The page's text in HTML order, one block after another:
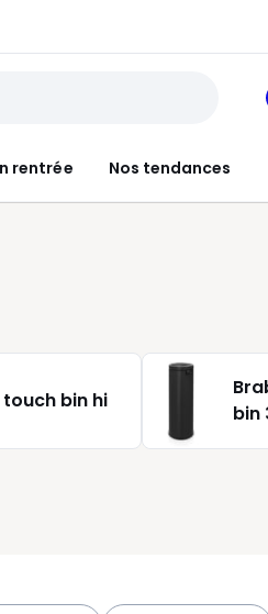
rentrée Nos tendances
touch bin hi
bin